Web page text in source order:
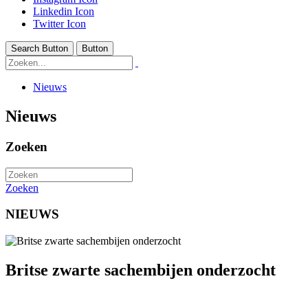
Linkedin Icon
Twitter Icon
Search Button Button
Nieuws
Nieuws
Zoeken
Zoeken
NIEUWS
Britse zwarte sachembijen onderzocht